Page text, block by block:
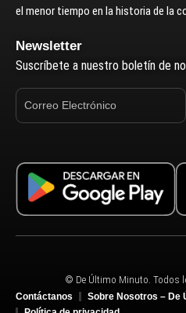
el menor tiempo en la historia de la
Newsletter
Suscríbete a nuestro boletín de
© De Último Minuto. Todos
Contáctanos
Sobre Nosotros – De